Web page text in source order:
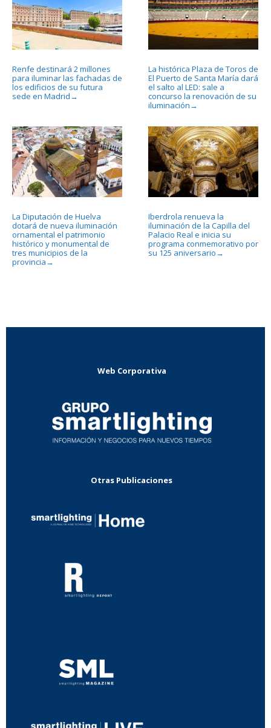
Renfe destinará 2 millones
para iluminar las fachadas de
los edificios de su futura
sede en Madrid →
La histórica Plaza de Toros de
El Puerto de Santa María dará
el salto al LED: sale a
concurso la renovación de su
iluminación →
La Diputación de Huelva
dotará de nueva iluminación
ornamental el patrimonio
histórico y monumental de
tres municipios de la
provincia →
Iberdrola renueva la
iluminación de la Capilla del
Palacio Real e inicia su
programa conmemorativo por
su 125 aniversario →
Web Corporativa
Otras Publicaciones